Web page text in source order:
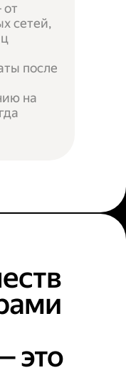
сетей,
после
на
это